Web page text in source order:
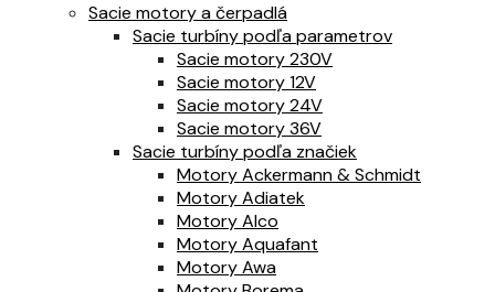
Sacie motory a čerpadlá
Sacie turbíny podľa parametrov
Sacie motory 230V
Sacie motory 12V
Sacie motory 24V
Sacie motory 36V
Sacie turbíny podľa značiek
Motory Ackermann & Schmidt
Motory Adiatek
Motory Alco
Motory Aquafant
Motory Awa